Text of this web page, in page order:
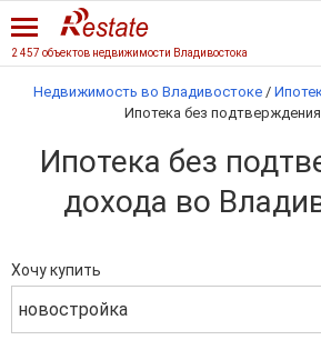
2 457 объектов недвижимости Владивостока
Недвижимость во Владивостоке /
Ипотека без
Ипотека без
дохода во
Хочу купить
новостройка